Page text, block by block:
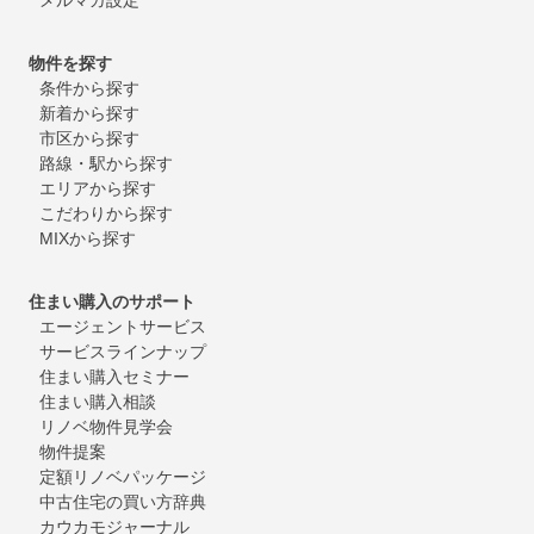
物件を探す
条件から探す
新着から探す
市区から探す
路線・駅から探す
エリアから探す
こだわりから探す
MIXから探す
住まい購入のサポート
エージェントサービス
サービスラインナップ
住まい購入セミナー
住まい購入相談
リノベ物件見学会
物件提案
定額リノベパッケージ
中古住宅の買い方辞典
カウカモジャーナル